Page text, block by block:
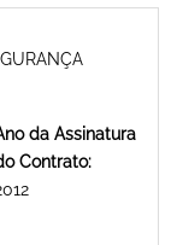
da Assinatura
Contrato: